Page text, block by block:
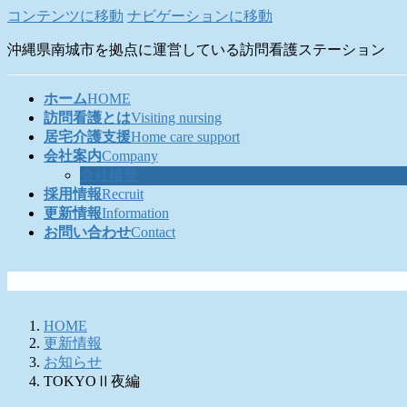
コンテンツに移動 ナビゲーションに移動
沖縄県南城市を拠点に運営している訪問看護ステーション
ホームHOME
訪問看護とはVisiting nursing
居宅介護支援Home care support
会社案内Company
採用情報Recruit
更新情報Information
お問い合わせContact
HOME
更新情報
お知らせ
TOKYOⅡ夜編